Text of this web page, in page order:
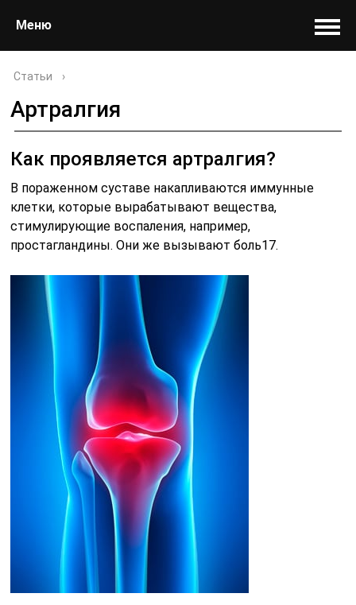
Меню
Статьи ›
Артралгия
Как проявляется артралгия?
В пораженном суставе накапливаются иммунные
клетки, которые вырабатывают вещества,
стимулирующие воспаления, например,
простагландины. Они же вызывают боль17.